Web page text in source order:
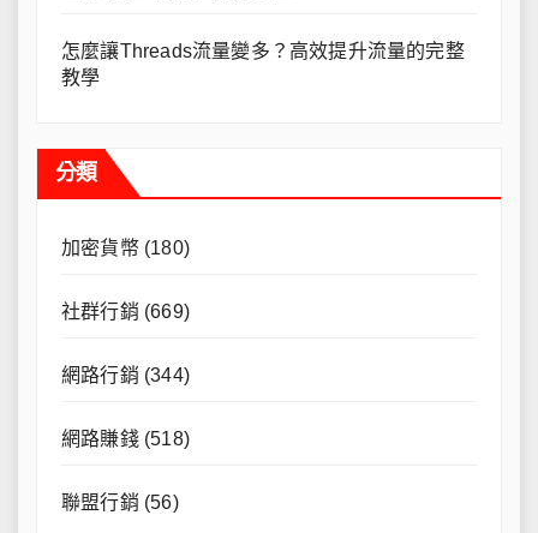
怎麼讓Threads流量變多？高效提升流量的完整
教學
分類
加密貨幣(180)
社群行銷 (669)
網路行銷 (344)
網路賺錢(518)
聯盟行銷 (56)